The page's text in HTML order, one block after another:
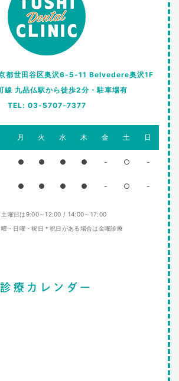
都世田谷区奥沢6-5-11 Belvedere奥沢1F
線 九品仏駅から徒歩2分・駐車場有
TEL: 03-5707-7377
月 火 水 木 金 土 日
● ● ● ● - ○ -
● ● ● ● - ○ -
曜日は9:00～12:00 / 14:00～17:00
・日曜・祝日＊祝日がある場合は金曜診療
診療カレンダー